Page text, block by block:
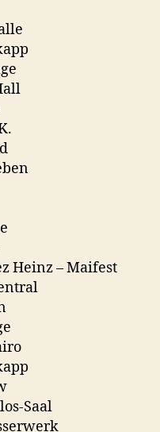
Heinz – Maifest
Saal